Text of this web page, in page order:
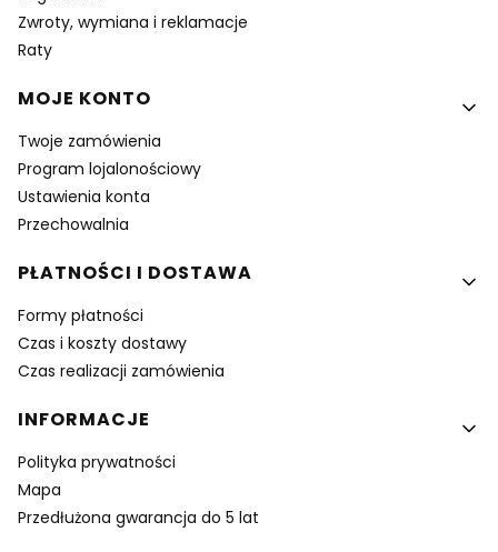
Zwroty, wymiana i reklamacje
Raty
MOJE KONTO
Twoje zamówienia
Program lojalonościowy
Ustawienia konta
Przechowalnia
PŁATNOŚCI I DOSTAWA
Formy płatności
Czas i koszty dostawy
Czas realizacji zamówienia
INFORMACJE
Polityka prywatności
Mapa
Przedłużona gwarancja do 5 lat